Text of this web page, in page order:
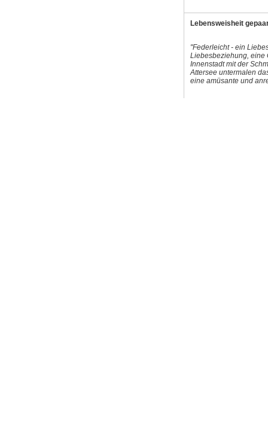
Lebensweisheit
"Federleicht - ein
Liebesbeziehung, eine
Innenstadt mit der
Attersee untermalen
eine amüsante und